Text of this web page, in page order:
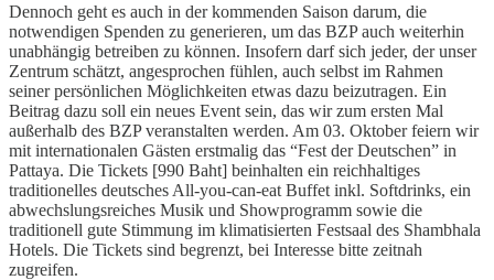
Dennoch geht es auch in der kommenden Saison darum, die
notwendigen Spenden zu generieren, um das BZP auch weiterhin
unabhängig betreiben zu können. Insofern darf sich jeder, der unser
Zentrum schätzt, angesprochen fühlen, auch selbst im Rahmen
seiner persönlichen Möglichkeiten etwas dazu beizutragen. Ein
Beitrag dazu soll ein neues Event sein, das wir zum ersten Mal
außerhalb des BZP veranstalten werden. Am 03. Oktober feiern wir
mit internationalen Gästen erstmalig das “Fest der Deutschen” in
Pattaya. Die Tickets [990 Baht] beinhalten ein reichhaltiges
traditionelles deutsches All-you-can-eat Buffet inkl. Softdrinks, ein
abwechslungsreiches Musik und Showprogramm sowie die
traditionell gute Stimmung im klimatisierten Festsaal des Shambhala
Hotels. Die Tickets sind begrenzt, bei Interesse bitte zeitnah
zugreifen.